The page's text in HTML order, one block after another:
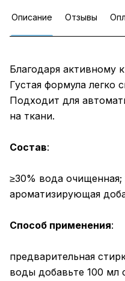
Описание Отзывы
Благодаря активному
Густая формула легко
Подходит для
на ткани.
Состав:
≥30% вода
ароматизирующая
Способ применения:
предварительная
воды добавьте 100 мл